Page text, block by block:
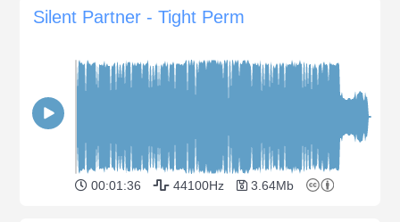
Silent Partner - Tight Perm
00:01:36 44100Hz 3.64Mb